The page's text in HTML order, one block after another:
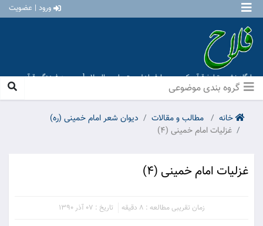
ورود | عضویت
پایگاه نشر و تبلیغ قرآن کریم و معارف اهل بیت علیهم السلام [ موسسه فرهنگی قرآن و
عترت منهاج عشق آباد ]
خانه مطالب و مقالات
دیوان شعر امام خمینی (ره)
غزلیات امام خمینی (4)
غزلیات امام خمینی (4)
زمان تقریبی مطالعه : 8 دقیقه تاریخ : 07 آذر 1390